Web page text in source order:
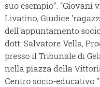
suo esempio". "Giovani
Livatino, Giudice
dell'appuntamento
dott. Salvatore Vella,
presso il Tribunale di
nella piazza della
Centro socio-educativo